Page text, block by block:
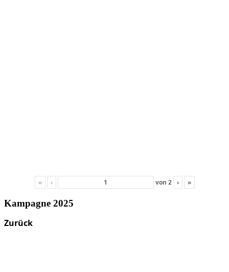
« ‹ von 2 › »
Kampagne 2025
Zurück